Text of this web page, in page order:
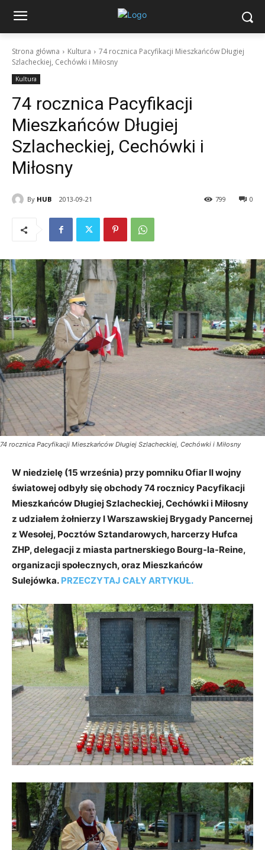
Strona główna Kultura
74 rocznica Pacyfikacji Mieszkańców Długiej
Szlacheckiej, Cechówki i Miłosny
Kultura
74 rocznica Pacyfikacji
Mieszkańców Długiej
Szlacheckiej, Cechówki i
Miłosny
By HUB 2013-09-21 0
799
74 rocznica Pacyfikacji Mieszkańców Długiej Szlacheckiej, Cechówki i Miłosny
W niedzielę (15 września) przy pomniku Ofiar II wojny
światowej odbyły się obchody 74 rocznicy Pacyfikacji
Mieszkańców Długiej Szlacheckiej, Cechówki i Miłosny
z udziałem żołnierzy I Warszawskiej Brygady Pancernej
z Wesołej, Pocztów Sztandarowych, harcerzy Hufca
ZHP, delegacji z miasta partnerskiego Bourg-la-Reine,
organizacji społecznych, oraz Mieszkańców
Sulejówka. PRZECZYTAJ CAŁY ARTYKUŁ.